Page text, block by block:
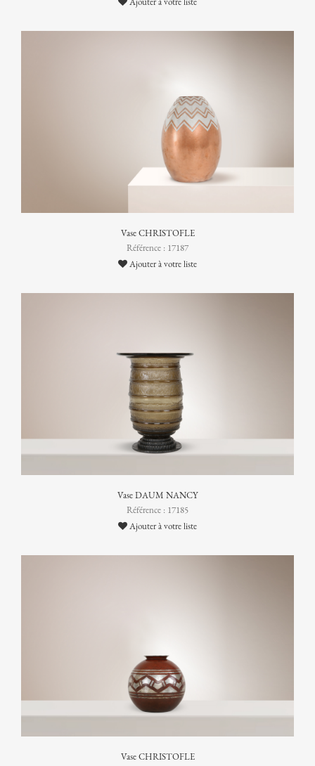
Vase CHRISTOFLE
Référence : 17187
Ajouter à votre liste
Vase DAUM NANCY
Référence : 17185
Ajouter à votre liste
Vase CHRISTOFLE